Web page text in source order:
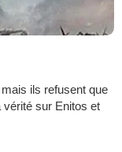
ils refusent que
vérité sur Enitos et